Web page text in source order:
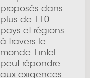
proposés dans
plus de 110
pays et régions
à travers le
monde. Lintel
peut répondre
aux exigences